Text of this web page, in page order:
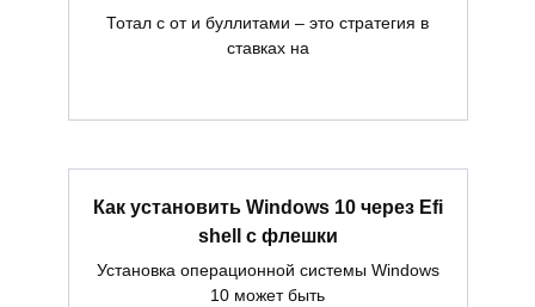
Тотал с от и буллитами – это стратегия в
ставках на
Как установить Windows 10 через Efi
shell с флешки
Установка операционной системы Windows
10 может быть